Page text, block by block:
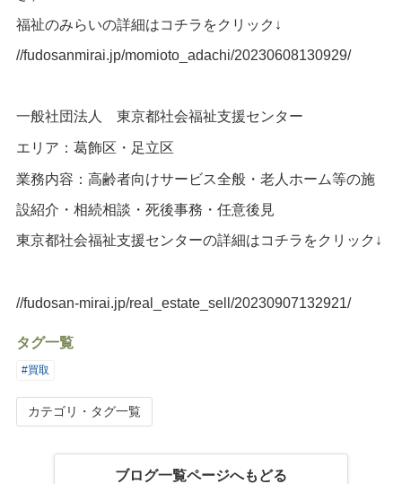
福祉のみらいの詳細はコチラをクリック ↓
//fudosanmirai.jp/momioto_adachi/20230608130929/
一般社団法人 東京都社会福祉支援センター
エリア：葛飾区・足立区
業務内容：高齢者向けサービス全般・老人ホーム等の施
設紹介・相続相談・死後事務・任意後見
東京都社会福祉支援センターの詳細はコチラをクリック↓
//fudosan-mirai.jp/real_estate_sell/20230907132921/
タグ一覧
#買取
カテゴリ・タグ一覧
ブログ一覧ページへもどる